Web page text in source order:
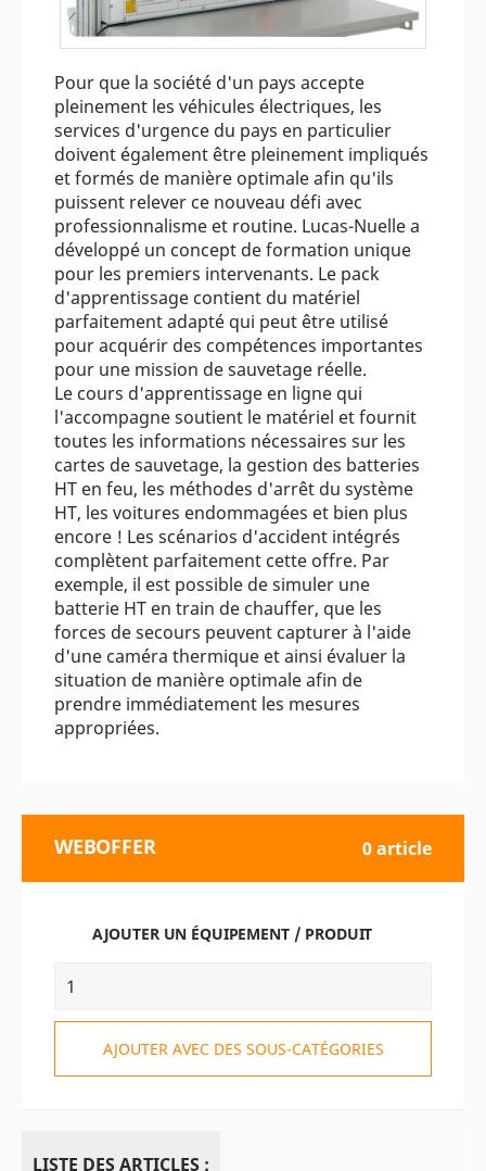
Pour que la société d'un pays accepte
pleinement les véhicules électriques, les
services d'urgence du pays en particulier
doivent également être pleinement impliqués
et formés de manière optimale afin qu'ils
puissent relever ce nouveau défi avec
professionnalisme et routine. Lucas-Nuelle a
développé un concept de formation unique
pour les premiers intervenants. Le pack
d'apprentissage contient du matériel
parfaitement adapté qui peut être utilisé
pour acquérir des compétences importantes
pour une mission de sauvetage réelle.
Le cours d'apprentissage en ligne qui
l'accompagne soutient le matériel et fournit
toutes les informations nécessaires sur les
cartes de sauvetage, la gestion des batteries
HT en feu, les méthodes d'arrêt du système
HT, les voitures endommagées et bien plus
encore ! Les scénarios d'accident intégrés
complètent parfaitement cette offre. Par
exemple, il est possible de simuler une
batterie HT en train de chauffer, que les
forces de secours peuvent capturer à l'aide
d'une caméra thermique et ainsi évaluer la
situation de manière optimale afin de
prendre immédiatement les mesures
appropriées.
WEBOFFER 0 article
AJOUTER UN ÉQUIPEMENT / PRODUIT
AJOUTER AVEC DES SOUS-CATÉGORIES
LISTE DES ARTICLES :